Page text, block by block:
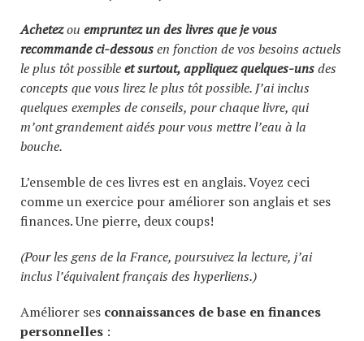
Achetezou empruntez un des livres que je vous
recommande ci-dessousen fonction de vos besoins actuels
le plus tôt possibleet surtout, appliquez quelques-unsdes
concepts que vous lirez le plus tôt possible. J’ai inclus
quelques exemples de conseils, pour chaque livre, qui
m’ont grandement aidés pour vous mettre l’eau à la
bouche.
L’ensemble de ces livres est en anglais. Voyez ceci
comme un exercice pour améliorer son anglais et ses
finances. Une pierre, deux coups!
(Pour les gens de la France, poursuivez la lecture, j’ai
inclus l’équivalent français des hyperliens.)
Améliorer ses connaissances de base en finances
personnelles :